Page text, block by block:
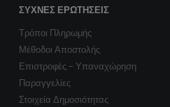
ΣΥΧΝΈΣ ΕΡΩΤΉΣΕΙΣ
Τρόποι Πληρωμής
Μέθοδοι Αποστολής
Επιστροφές - Υπαναχώρηση
Παραγγελίες
Στοιχεία Δημοσιότητας